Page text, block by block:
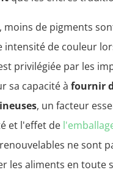
moins de pigments
intensité de couleur
privilégiée par les
sa capacité à fournir
, un facteur
et l'effet de
ne sont
les aliments en toute